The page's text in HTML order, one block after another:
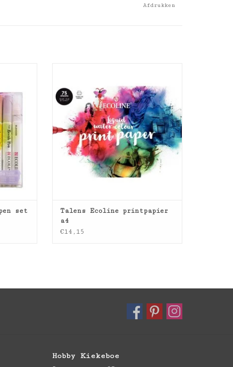
Afdrukken
set
Talens Ecoline printpapier
a4
€14,15
Hobby Kiekeboe